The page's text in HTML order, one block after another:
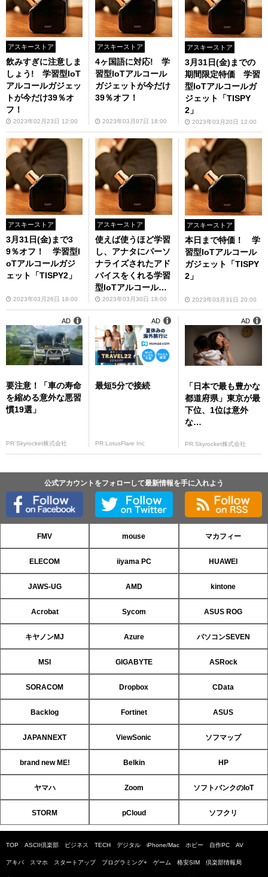
アスキーストア
飲みすぎに注意しま
しょう! 学習型IoT
アルコールガジェッ
トが今だけ39％オ
フ！
2023年02月23日 12:00
アスキーストア
4ヶ国語に対応! 学
習型IoTアルコール
ガジェットが今だけ
39％オフ！
2023年03月07日 18:00
アスキーストア
3月31日(金)までの
期間限定特価 学習
型IoTアルコールガ
ジェット「TISPY
2」
2023年03月20日 12:00
アスキーストア
3月31日(金)まで3
9％オフ！ 学習型I
oTアルコールガジ
ェット「TISPY2」
2023年03月26日 18:00
アスキーストア
使えば使うほど学習
し、アナタにパーソ
ナライズされたアド
バイスをくれる学習
型IoTアルコールガ
ジェットが今だけ特
価！
2023年03月30日 18:00
アスキーストア
本日まで特価！ 学
習型IoTアルコール
ガジェット「TISPY
2」
2023年03月31日 20:00
要注意！「車の寿命
を縮める意外な悪習
慣19選」
PR Skyrocket株式会社
AD
最短5分で接続
PR LotusFlare Inc
AD
「日本で最も豊かな
都道府県」東京が最
下位、1位は意外
な…
PR Skyrocket株式会社
AD
公式アカウントをフォローして最新情報を手に入れよう
FMV mouse マカフィー
ELECOM iiyama PC HUAWEI
JAWS-UG AMD kintone
Acrobat Sycom ASUS ROG
キヤノンMJ Azure パソコンSEVEN
MSI GIGABYTE ASRock
SORACOM Dropbox CData
Backlog Fortinet ASUS
JAPANNEXT ViewSonic ソフマップ
brand new ME! Belkin HP
ヤマハ Zoom ソフトバンクのIoT
STORM pCloud ソフクリ
TOP ASCII倶楽部 ビジネス TECH デジタル iPhone/Mac ホビー 自作PC AV
アキバ スマホ スタートアップ プログラミング+ ゲーム 格安SIM 倶楽部情報局